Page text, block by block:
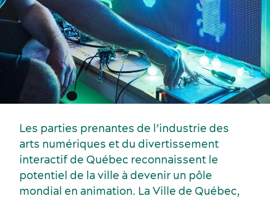
Les parties prenantes de l’industrie des
arts numériques et du divertissement
interactif de Québec reconnaissent le
potentiel de la ville à devenir un pôle
mondial en animation. La Ville de Québec,